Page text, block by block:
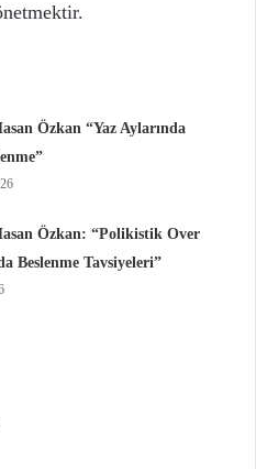
Özkan “Yaz Aylarında
Özkan: “Polikistik Over
Beslenme Tavsiyeleri”